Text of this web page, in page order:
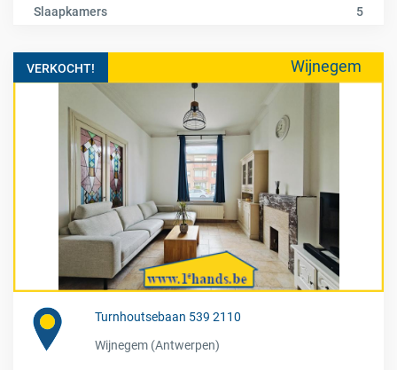
Slaapkamers
5
VERKOCHT! Wijnegem
Turnhoutsebaan 539 2110
Wijnegem (Antwerpen)